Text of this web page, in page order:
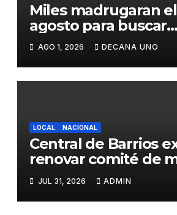
Miles madrugaran
agosto para buscar
piedrecillas en los
realizar la challa por
riqueza y la
AGO 1, 2026 DECANA UNO
LOCAL NACIONAL
Central de Barrios
renovar comité de
del PIAA por
conflictos de interés
retrasos
JUL 31, 2026 ADMIN